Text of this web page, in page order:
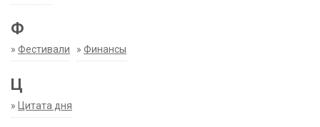
Ф
» Фестивали » Финансы
Ц
» Цитата дня